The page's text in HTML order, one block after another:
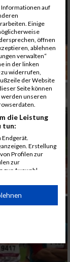
auf
Einige
öffnen
ablehnen
verwalten“
in der linken
zu widerrufen,
der Website
Seite können
werden unseren
die Leistung
tun:
Erstellung
Profilen zur
zur
zur Auswahl
Statistiken oder
und
und in die